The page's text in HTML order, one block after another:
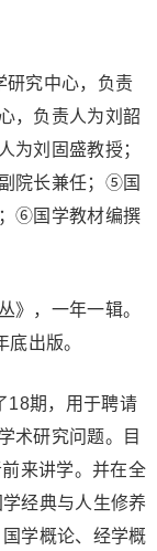
研究中心，负责
，负责人为刘韶
为刘固盛教授；
院长兼任；⑤国
⑥国学教材编撰
》，一年一辑。
出版。
18期，用于聘请
术研究问题。目
来讲学。并在全
经典与人生修养
学概论、经学概